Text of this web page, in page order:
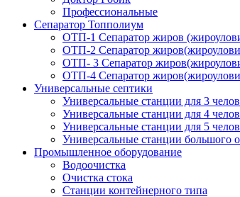
Профессиональные
Сепаратор Топполиум
ОТП-1 Сепаратор жиров
ОТП-2 Сепаратор
ОТП- 3 Сепаратор
ОТП-4 Сепаратор
Универсальные септики
Универсальные станции для 3
Универсальные станции для 4
Универсальные станции для 5
Универсальные станции большого
Промышленное оборудование
Водоочистка
Очистка стока
Станции контейнерного типа